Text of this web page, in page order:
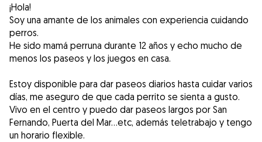
¡Hola!
Soy una amante de los animales con experiencia cuidando
perros.
He sido mamá perruna durante 12 años y echo mucho de
menos los paseos y los juegos en casa.
Estoy disponible para dar paseos diarios hasta cuidar varios
días, me aseguro de que cada perrito se sienta a gusto.
Vivo en el centro y puedo dar paseos largos por San
Fernando, Puerta del Mar...etc, además teletrabajo y tengo
un horario flexible.